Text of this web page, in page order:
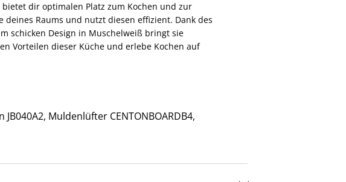
dir optimalen Platz zum Kochen und zur
Raums und nutzt diesen effizient. Dank des
schicken Design in Muschelweiß bringt sie
Vorteilen dieser Küche und erlebe Kochen auf
Muldenlüfter CENTONBOARDB4,